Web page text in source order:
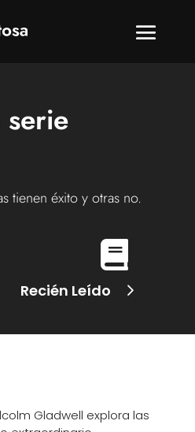
serie
tienen éxito y otras no.

Recién Leído
Gladwell explora las